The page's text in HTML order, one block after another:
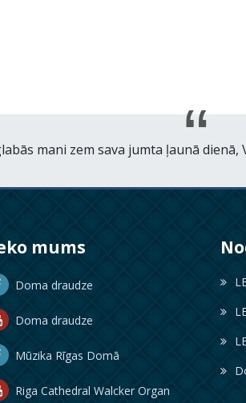
mani zem sava jumta ļaunā dienā,
mums
Doma draudze
Doma draudze
Mūzika Rīgas Domā
Riga Cathedral Walcker Organ